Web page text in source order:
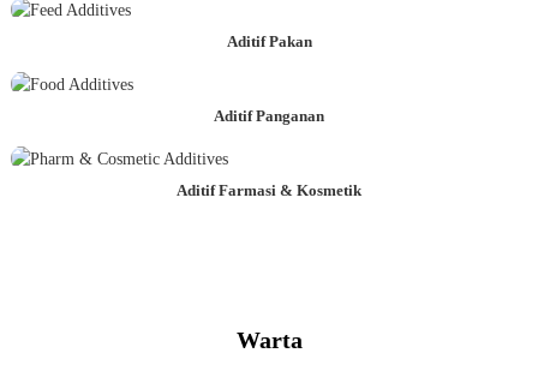
Aditif Pakan
Aditif Panganan
Aditif Farmasi & Kosmetik
Warta